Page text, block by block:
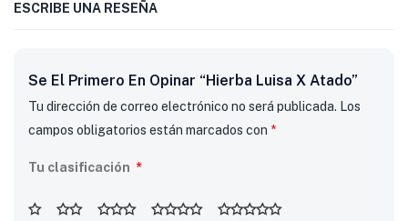
ESCRIBE UNA RESEÑA
Se El Primero En Opinar “Hierba Luisa X Atado”
Tu dirección de correo electrónico no será publicada. Los
campos obligatorios están marcados con *
Tu clasificación *